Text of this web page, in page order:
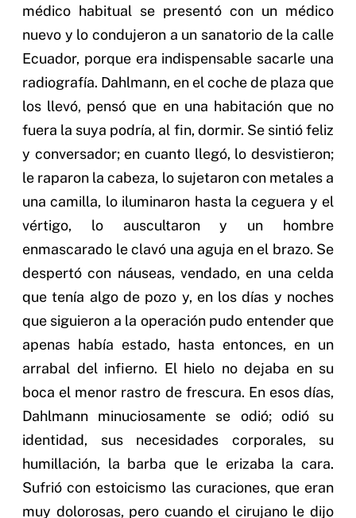
médico habitual se presentó con un médico
nuevo y lo condujeron a un sanatorio de la calle
Ecuador, porque era indispensable sacarle una
radiografía. Dahlmann, en el coche de plaza que
los llevó, pensó que en una habitación que no
fuera la suya podría, al fin, dormir. Se sintió feliz
y conversador; en cuanto llegó, lo desvistieron;
le raparon la cabeza, lo sujetaron con metales a
una camilla, lo iluminaron hasta la ceguera y el
vértigo, lo auscultaron y un hombre
enmascarado le clavó una aguja en el brazo. Se
despertó con náuseas, vendado, en una celda
que tenía algo de pozo y, en los días y noches
que siguieron a la operación pudo entender que
apenas había estado, hasta entonces, en un
arrabal del infierno. El hielo no dejaba en su
boca el menor rastro de frescura. En esos días,
Dahlmann minuciosamente se odió; odió su
identidad, sus necesidades corporales, su
humillación, la barba que le erizaba la cara.
Sufrió con estoicismo las curaciones, que eran
muy dolorosas, pero cuando el cirujano le dijo